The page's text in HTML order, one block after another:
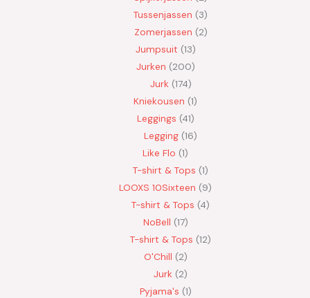
Tussenjassen
3
Zomerjassen 2
Jumpsuit 13
Jurken 200
Jurk 174
Kniekousen 1
Leggings 41
Legging 16
Like Flo 1
T-shirt & Tops 1
LOOXS 10Sixteen
9
T-shirt & Tops 4
NoBell 17
T-shirt & Tops 12
O'Chill 2
Jurk 2
Pyjama's 1